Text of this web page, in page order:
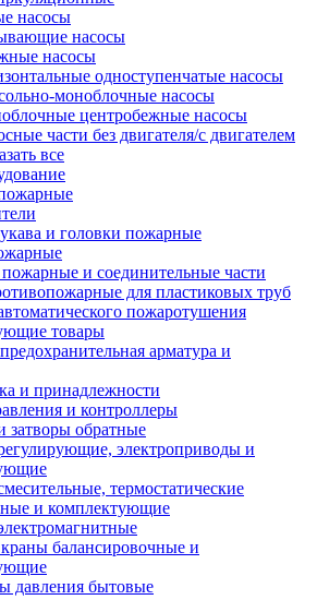
насосы
насосы
насосы
одноступенчатые насосы
моноблочные насосы
центробежные насосы
части без двигателя/с двигателем
все
и головки пожарные
и соединительные части
для пластиковых труб
пожаротушения
товары
арматура и
и принадлежности
и контроллеры
затворы обратные
электроприводы и
термостатические
и комплектующие
балансировочные и
давления бытовые